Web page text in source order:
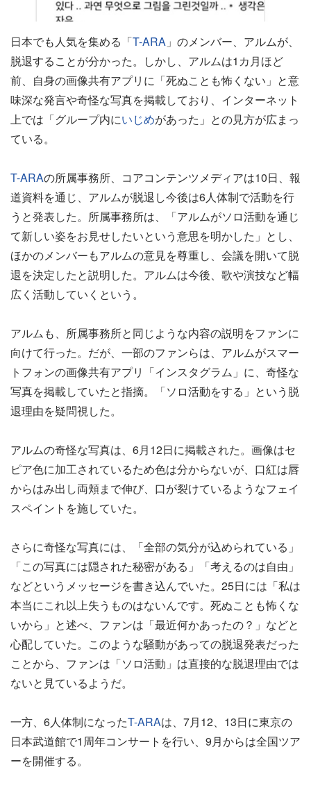
日本でも人気を集める「T-ARA 」のメンバー、アルムが、
脱退することが分かった。しかし、アルムは1カ月ほど
前、自身の画像共有アプリに「死ぬことも怖くない」と意
味深な発言や奇怪な写真を掲載しており、インターネット
上では「グループ内にいじめがあった」との見方が広まっ
ている。
T-ARAの所属事務所、コアコンテンツメディアは10日、報
道資料を通じ、アルムが脱退し今後は6人体制で活動を行
うと発表した。所属事務所は、「アルムがソロ活動を通じ
て新しい姿をお見せしたいという意思を明かした」とし、
ほかのメンバーもアルムの意見を尊重し、会議を開いて脱
退を決定したと説明した。アルムは今後、歌や演技など幅
広く活動していくという。
アルムも、所属事務所と同じような内容の説明をファンに
向けて行った。だが、一部のファンらは、アルムがスマー
トフォンの画像共有アプリ「インスタグラム」に、奇怪な
写真を掲載していたと指摘。「ソロ活動をする」という脱
退理由を疑問視した。
アルムの奇怪な写真は、6月12日に掲載された。画像はセ
ピア色に加工されているため色は分からないが、口紅は唇
からはみ出し両頬まで伸び、口が裂けているようなフェイ
スペイントを施していた。
さらに奇怪な写真には、「全部の気分が込められている」
「この写真には隠された秘密がある」「考えるのは自由」
などというメッセージを書き込んでいた。25日には「私は
本当にこれ以上失うものはないんです。死ぬことも怖くな
いから」と述べ、ファンは「最近何かあったの？」などと
心配していた。このような騒動があっての脱退発表だった
ことから、ファンは「ソロ活動」は直接的な脱退理由では
ないと見ているようだ。
一方、6人体制になったT-ARAは、7月12、13日に東京の
日本武道館で1周年コンサートを行い、9月からは全国ツア
ーを開催する。